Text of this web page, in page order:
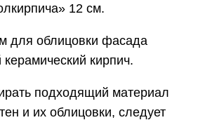
12 см.
для облицовки фасада
кирпич.
подходящий материал
и их облицовки, следует